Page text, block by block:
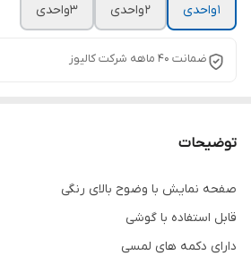
1 واحدی
2 واحدی 3واحدی
ضمانت ۴۰ ماهه شرکت کالیوز
توضیحات
صفحه نمایش با وضوح بالای رنگی
قابل استفاده با گوشی
دارای دکمه های لمسی